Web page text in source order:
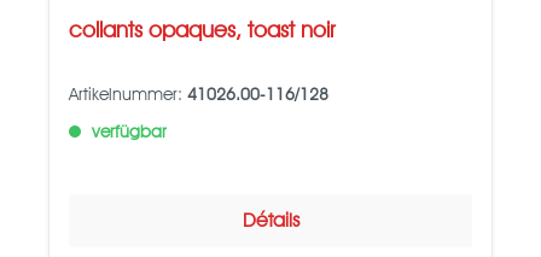
collants opaques, toast noir
Artikelnummer: 41026.00-116/128
verfügbar
Détails